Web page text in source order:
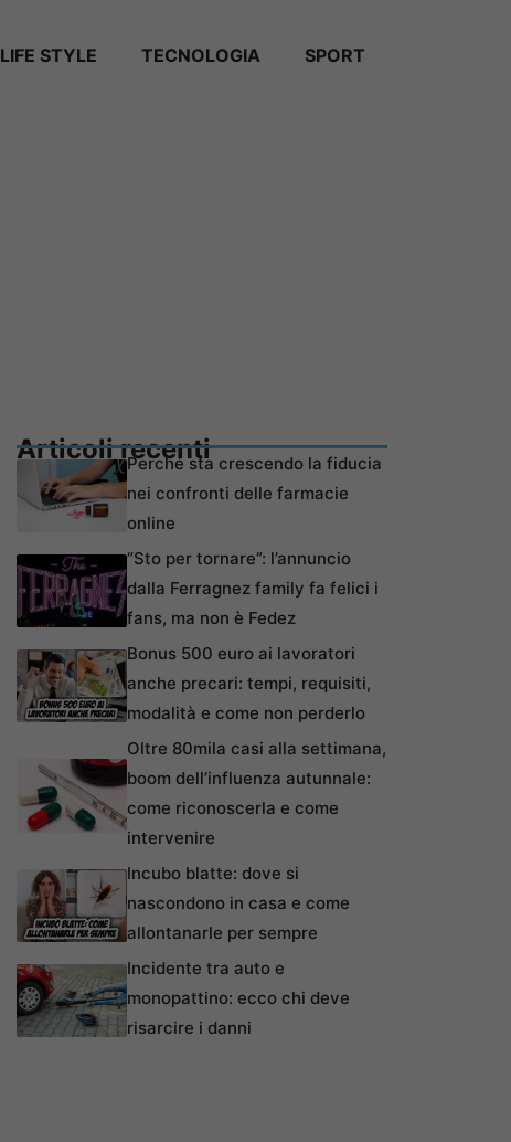
LIFE STYLE TECNOLOGIA SPORT
Articoli recentiPerché sta crescendo la fiducia
nei confronti delle farmacie
online
“Sto per tornare”: l’annuncio
dalla Ferragnez family fa felici i
fans, ma non è Fedez
Bonus 500 euro ai lavoratori
anche precari: tempi, requisiti,
modalità e come non perderlo
Oltre 80mila casi alla settimana,
boom dell’influenza autunnale:
come riconoscerla e come
intervenire
Incubo blatte: dove si
nascondono in casa e come
allontanarle per sempre
Incidente tra auto e
monopattino: ecco chi deve
risarcire i danni